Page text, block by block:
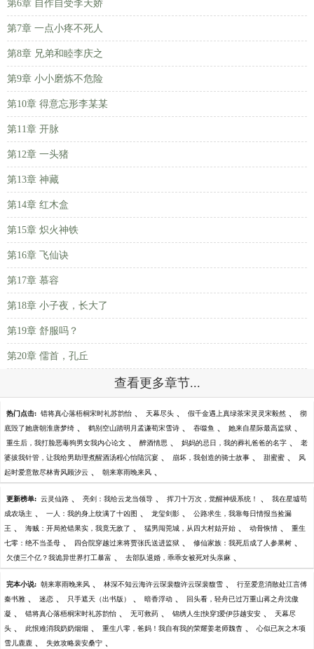
第6章 自作自受李天娇
第7章 一点小疼不死人
第8章 兄弟和睦李庆之
第9章 小小磨炼不危险
第10章 得意忘形李某某
第11章 开脉
第12章 一头猪
第13章 神藏
第14章 红木盒
第15章 炽火神铁
第16章 飞仙诀
第17章 慕容
第18章 小子夜，长大了
第19章 舒服吗？
第20章 儒首，孔丘
查看更多章节...
热门点击: 错将真心落梧桐宋时礼苏韵怡 、 天幕尽头 、 假千金遇上真绿茶宋灵灵宋毅然 、 彻
底毁了她唐朝淮唐梦绮 、 鹤别空山踏明月孟谦荀宋雪诗 、 吞噬鱼 、 她来自星际最高监狱 、
重生后，我打脸恶毒狗男女我内心论文 、 醉酒情思 、 妈妈的忌日，我的葬礼爸爸的名字 、 老
婆拔我针管，让我给男助理煮醒酒汤程心怡陆沉宴 、 崩坏，我创造的骑士故事 、 甜蜜蜜 、 风
起时爱意散尽林青风顾汐云 、 朝来寒雨晚来风 、
更新榜单: 云灵仙路 、 亮剑：我给云龙当领导 、 挥刀十万次，觉醒神级系统！ 、 我在星墟苟
成农场主 、 一人：我的身上纹满了十凶图 、 龙玺剑影 、 公路求生，我靠每日情报当捡漏
王 、 海贼：开局抢错果实，我竟无敌了 、 猛男闯莞城，从四大村姑开始 、 动骨恢情 、 重生
七零：绝不当圣母 、 四合院穿越过来将贾张氏送进监狱 、 修仙家族：我死后成了人参果树 、
欠债三个亿？我诡异世界打工暴富 、 去部队退婚，乖乖女被死对头亲麻 、
完本小说: 朝来寒雨晚来风 、 林深不知云海许云琛裴馥许云琛裴馥雪 、 行至爱意消散处江言傅
秦书雅 、 迷恋 、 只手遮天（出书版） 、 暗香浮动 、 回头看，轻舟已过万重山蒋之舟沈傲
凝 、 错将真心落梧桐宋时礼苏韵怡 、 无可救药 、 锦绣人生[快穿]爱伊莎越安安 、 天幕尽
头 、 此恨难消我奶奶烟烟 、 重生八零，爸妈！我自有我的荣耀姜老师魏杳 、 心似已灰之木项
雪儿鹿鹿 、 失效攻略裴安桑宁 、